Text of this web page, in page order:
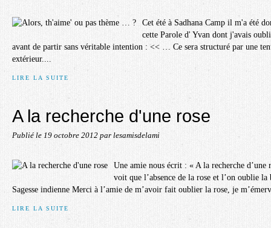
Cet été à Sadhana Camp il m'a été
cette Parole d' Yvan dont j'avais
avant de partir sans véritable intention : << … Ce sera structuré par une
extérieur....
LIRE LA SUITE
A la recherche d'une rose
Publié le 19 octobre 2012 par lesamisdelami
Une amie nous écrit : « A la recherche
voit que l’absence de la rose et l’on oublie
Sagesse indienne Merci à l’amie de m’avoir fait oublier la rose, je
LIRE LA SUITE